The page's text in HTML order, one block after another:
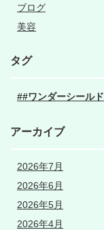
ブログ
美容
タグ
#ワンダーシールド
アーカイブ
2026年7月
2026年6月
2026年5月
2026年4月